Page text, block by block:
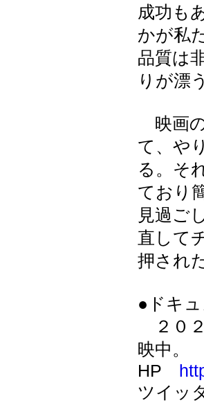
成功も
かが私
品質は
りが漂
映画
て、や
る。そ
ており
見過ご
直して
押され
●ドキ
２０
映中。
HP
ツイッ